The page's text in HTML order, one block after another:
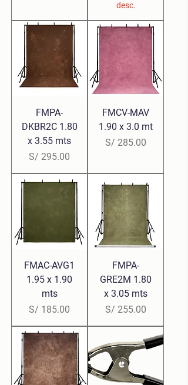
desc.
FMPA-
DKBR2C 1.80
x 3.55 mts
Precio
S/ 295.00
FMCV-MAV
1.90 x 3.0 mt
Precio
S/ 285.00
FMAC-AVG1
1.95 x 1.90
mts
Precio
S/ 185.00
FMPA-
GRE2M 1.80
x 3.05 mts
Precio
S/ 255.00